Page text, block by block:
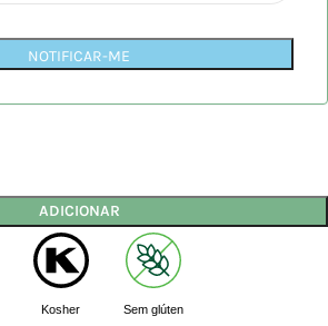
NOTIFICAR-ME
ADICIONAR
Kosher Sem glúten